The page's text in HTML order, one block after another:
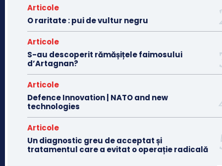
Articole
O raritate : pui de vultur negru
Articole
S-au descoperit rămășițele faimosului
d’Artagnan?
Articole
Defence Innovation | NATO and new
technologies
Articole
Un diagnostic greu de acceptat și
tratamentul care a evitat o operație radicală